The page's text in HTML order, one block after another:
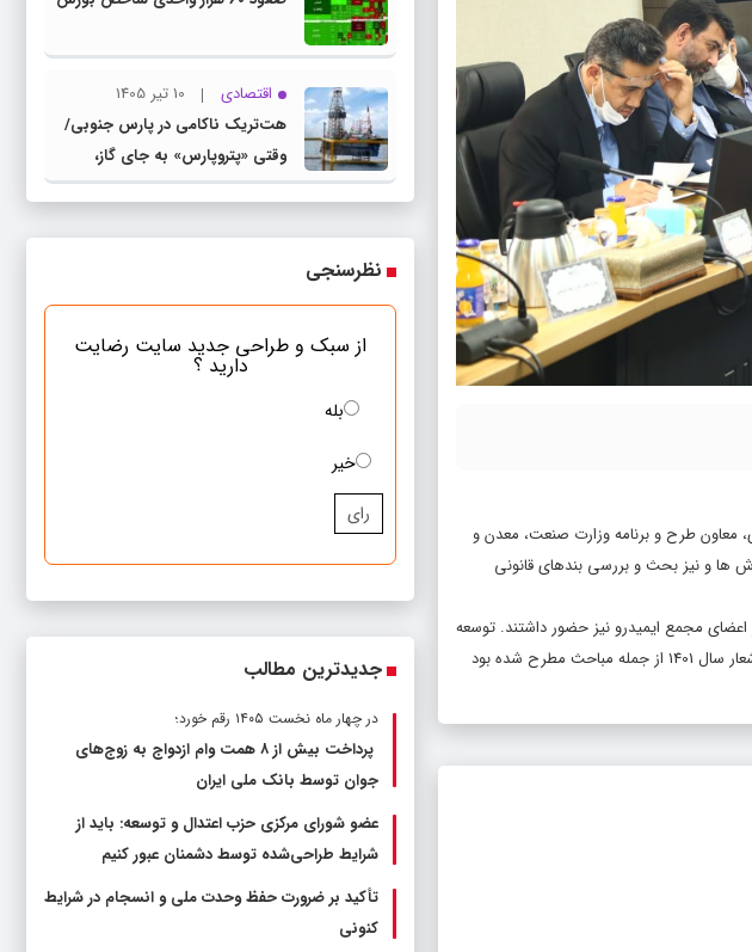
معاون طرح و برنامه وزارت صنعت، معدن و
ها و نیز بحث و بررسی بندهای قانونی
اعضای مجمع ایمیدرو نیز حضور داشتند. توسعه
اکتشافات، اجرایی شدن تفاهمنامه ایجاد 13هزار مگاوات ظرفیت تولید برق، تقویت زیرساخت ها و همچنین تلاش در جهت تحقق شعار سال 1401 از جمله مباحث مطرح شده بود
اقتصادی
10 تیر 1405
هت‌تریک ناکامی در پارس جنوبی/
وقتی «پتروپارس» به جای گاز،
«بحران» تولید می‌کند
نظرسنجی
از سبک و طراحی جدید سایت رضایت
دارید ؟
بله
خیر
رای
جدیدترین مطالب
در چهار ماه نخست ۱۴۰۵ رقم خورد؛
پرداخت بیش از ۸ همت وام ازدواج به زوج‌های
جوان توسط بانک ملی ایران
عضو شورای مرکزی حزب اعتدال و توسعه: باید از
شرایط طراحی‌شده توسط دشمنان عبور کنیم
تأکید بر ضرورت حفظ وحدت ملی و انسجام در شرایط
کنونی